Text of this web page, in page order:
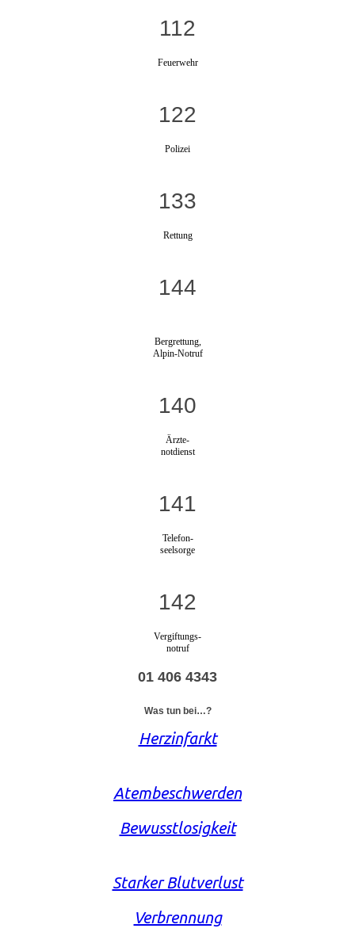
112
Feuerwehr
122
Polizei
133
Rettung
144
Bergrettung,
Alpin-Notruf
140
Ärzte-
notdienst
141
Telefon-
seelsorge
142
Vergiftungs-
notruf
01 406 4343
Was tun bei…?
Herzinfarkt
Atembeschwerden
Bewusstlosigkeit
Starker Blutverlust
Verbrennung